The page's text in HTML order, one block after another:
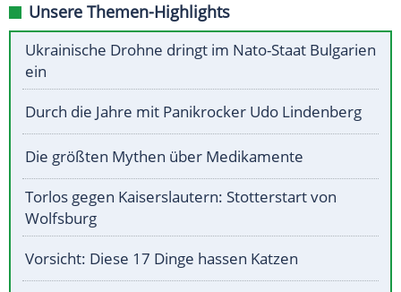
Unsere Themen-Highlights
Ukrainische Drohne dringt im Nato-Staat Bulgarien
ein
Durch die Jahre mit Panikrocker Udo Lindenberg
Die größten Mythen über Medikamente
Torlos gegen Kaiserslautern: Stotterstart von
Wolfsburg
Vorsicht: Diese 17 Dinge hassen Katzen